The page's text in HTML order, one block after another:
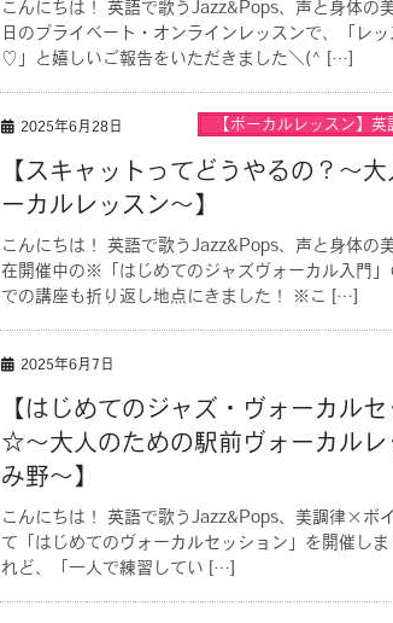
こんにちは！ 英語で歌うJazz&Pops、声と身体
日のプライベート・オンラインレッスンで、「レ
♡」と嬉しいご報告をいただきました＼(^ […]
2025年6月28日 【ボーカルレッスン】
【スキャットってどうやるの？〜
ーカルレッスン〜】
こんにちは！ 英語で歌うJazz&Pops、声と身体
在開催中の※「はじめてのジャズヴォーカル入門
での講座も折り返し地点にきました！ ※こ […]
2025年6月7日
【はじめてのジャズ・ヴォーカル
☆〜大人のための駅前ヴォーカル
み野〜】
こんにちは！ 英語で歌うJazz&Pops、美調律×ボ
て「はじめてのヴォーカルセッション」を開催しま
れど、「一人で練習してい […]